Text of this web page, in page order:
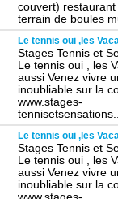
couvert)
terrain de boules
Le tennis oui ,les
Stages Tennis et
Le tennis oui , les
aussi Venez vivre
inoubliable sur la
www.stages-
Le tennis oui ,les
Stages Tennis et
Le tennis oui , les
aussi Venez vivre
inoubliable sur la